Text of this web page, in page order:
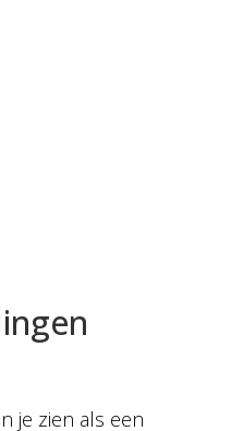
je zien als een